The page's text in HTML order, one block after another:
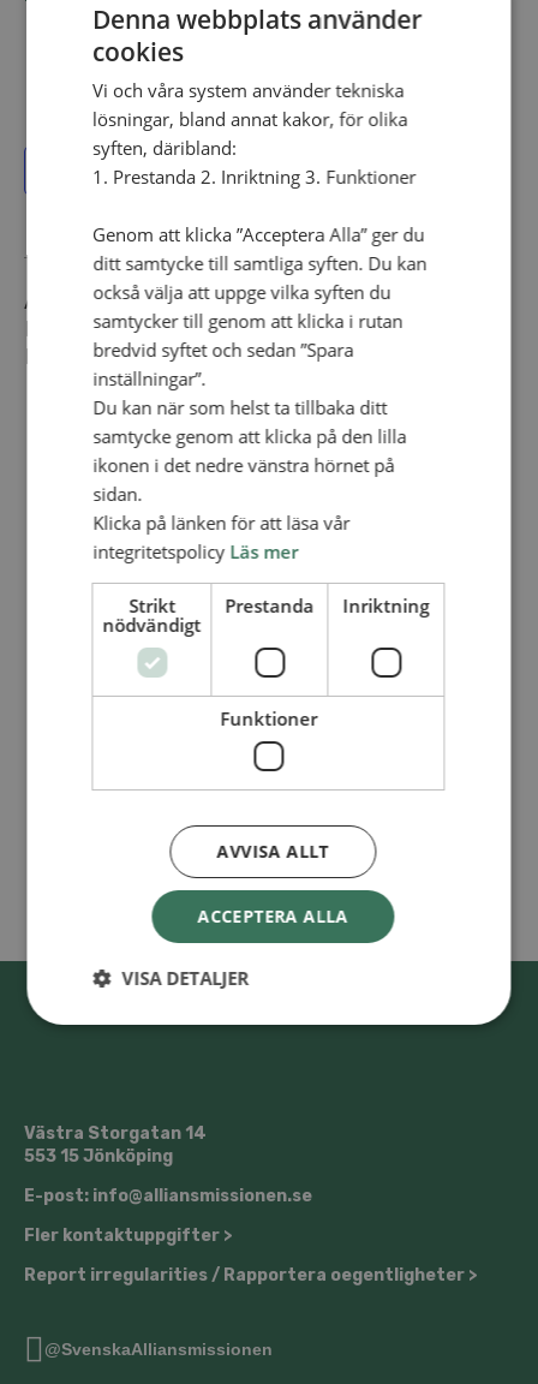
Lägg till i kalender
Adress:
Bandygatan 4
Nässjö
+ Google Map
Västra Storgatan 14
553 15 Jönköping
E-post: info@alliansmissionen.se
Fler kontaktuppgifter >
Report irregularities / Rapportera oegentligheter >
@SvenskaAlliansmissionen
Denna webbplats använder
cookies
Vi och våra system använder tekniska
lösningar, bland annat kakor, för olika
syften, däribland:
1. Prestanda 2. Inriktning 3. Funktioner
Genom att klicka ”Acceptera Alla” ger du
ditt samtycke till samtliga syften. Du kan
också välja att uppge vilka syften du
samtycker till genom att klicka i rutan
bredvid syftet och sedan ”Spara
inställningar”.
Du kan när som helst ta tillbaka ditt
samtycke genom att klicka på den lilla
ikonen i det nedre vänstra hörnet på
sidan.
Klicka på länken för att läsa vår
integritetspolicy Läs mer
Strikt
nödvändigt
Prestanda Inriktning
Funktioner
ACCEPTERA ALLA
AVVISA ALLT
VISA DETALJER